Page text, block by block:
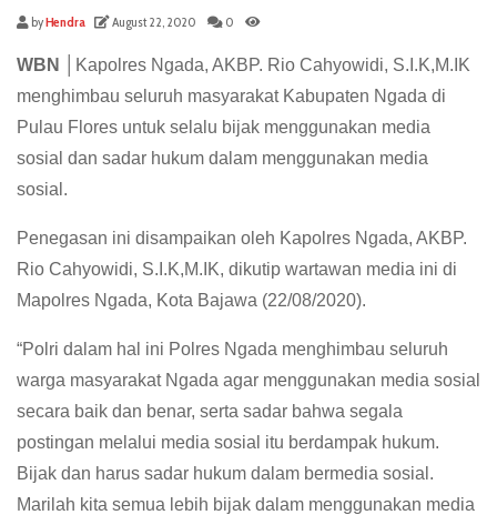
byHendra August 22, 2020 0
WBN │
Kapolres Ngada, AKBP. Rio Cahyowidi, S.I.K,M.IK
menghimbau seluruh masyarakat Kabupaten Ngada di
Pulau Flores untuk selalu bijak menggunakan media
sosial dan sadar hukum dalam menggunakan media
sosial.
Penegasan ini disampaikan oleh Kapolres Ngada, AKBP.
Rio Cahyowidi, S.I.K,M.IK, dikutip wartawan media ini di
Mapolres Ngada, Kota Bajawa (22/08/2020).
“Polri dalam hal ini Polres Ngada menghimbau seluruh
warga masyarakat Ngada agar menggunakan media sosial
secara baik dan benar, serta sadar bahwa segala
postingan melalui media sosial itu berdampak hukum.
Bijak dan harus sadar hukum dalam bermedia sosial.
Marilah kita semua lebih bijak dalam menggunakan media